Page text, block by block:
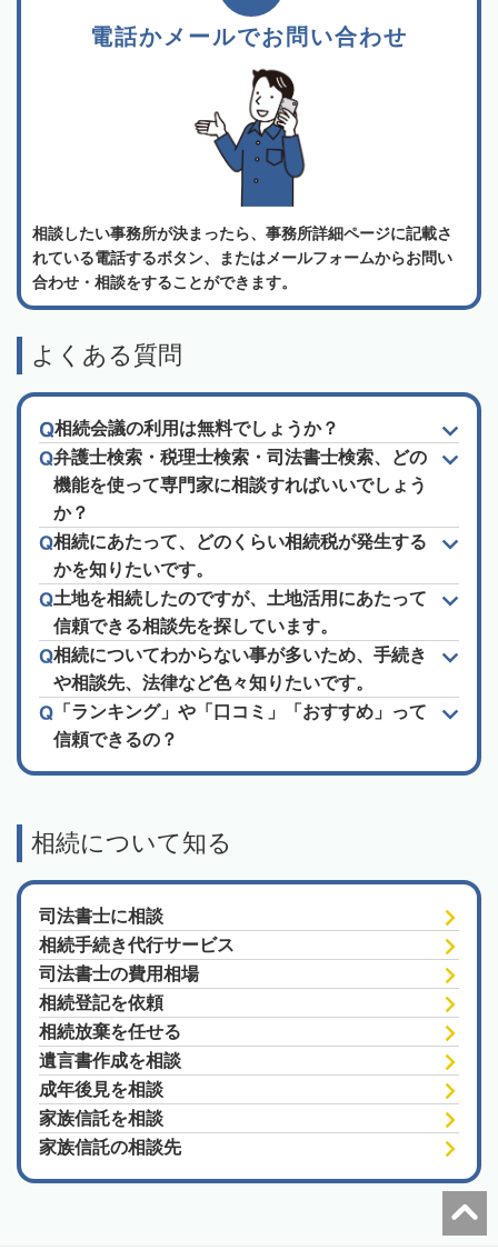
電話かメールでお問い合わせ
相談したい事務所が決まったら、事務所詳細ページに記載さ
れている電話するボタン、またはメールフォームからお問い
合わせ・相談をすることができます。
よくある質問
相続会議の利用は無料でしょうか？
弁護士検索・税理士検索・司法書士検索、どの
機能を使って専門家に相談すればいいでしょう
か？
相続にあたって、どのくらい相続税が発生する
かを知りたいです。
土地を相続したのですが、土地活用にあたって
信頼できる相談先を探しています。
相続についてわからない事が多いため、手続き
や相談先、法律など色々知りたいです。
「ランキング」や「口コミ」「おすすめ」って
信頼できるの？
相続について知る
司法書士に相談
相続手続き代行サービス
司法書士の費用相場
相続登記を依頼
相続放棄を任せる
遺言書作成を相談
成年後見を相談
家族信託を相談
家族信託の相談先